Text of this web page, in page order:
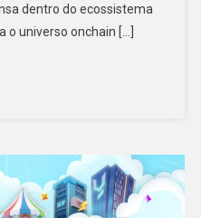
dentro do ecossistema
o universo onchain […]